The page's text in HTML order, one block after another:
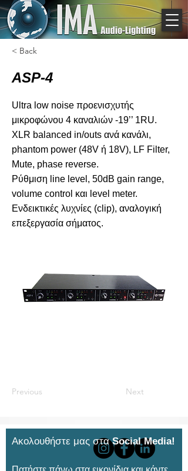
< Back
ASP-4
Ultra low noise προενισχυτής
μικροφώνου 4 καναλιών -19’’ 1RU.
XLR balanced in/outs ανά κανάλι,
phantom power (48V ή 18V), LF Filter,
Mute, phase reverse.
Ρύθμιση line level, 50dB gain range,
volume control και level meter.
Ενδεικτικές λυχνίες (clip), αναλογική
επεξεργασία σήματος.
Previous Next
Ακολουθήστε μας σταSocial Media!